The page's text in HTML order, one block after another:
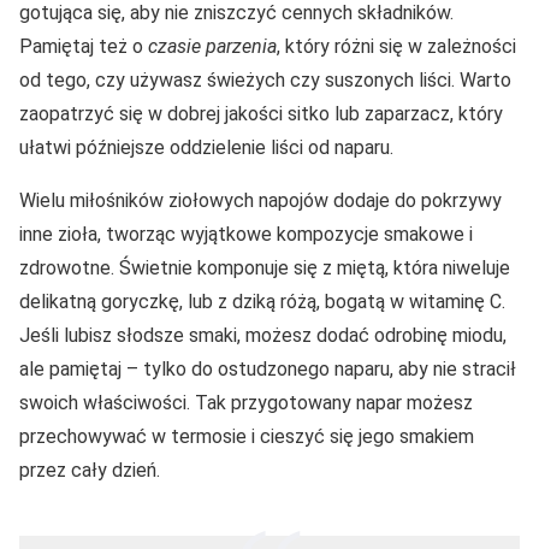
gotująca się, aby nie zniszczyć cennych składników.
Pamiętaj też o czasie parzenia, który różni się w zależności
od tego, czy używasz świeżych czy suszonych liści. Warto
zaopatrzyć się w dobrej jakości sitko lub zaparzacz, który
ułatwi późniejsze oddzielenie liści od naparu.
Wielu miłośników ziołowych napojów dodaje do pokrzywy
inne zioła, tworząc wyjątkowe kompozycje smakowe i
zdrowotne. Świetnie komponuje się z miętą, która niweluje
delikatną goryczkę, lub z dziką różą, bogatą w witaminę C.
Jeśli lubisz słodsze smaki, możesz dodać odrobinę miodu,
ale pamiętaj – tylko do ostudzonego naparu, aby nie stracił
swoich właściwości. Tak przygotowany napar możesz
przechowywać w termosie i cieszyć się jego smakiem
przez cały dzień.